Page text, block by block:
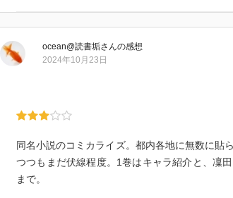
ocean@読書垢さんの感想
2024年10月23日
同名小説のコミカライズ。都内各地に無数に貼
つつもまだ伏線程度。1巻はキャラ紹介と、凜
まで。